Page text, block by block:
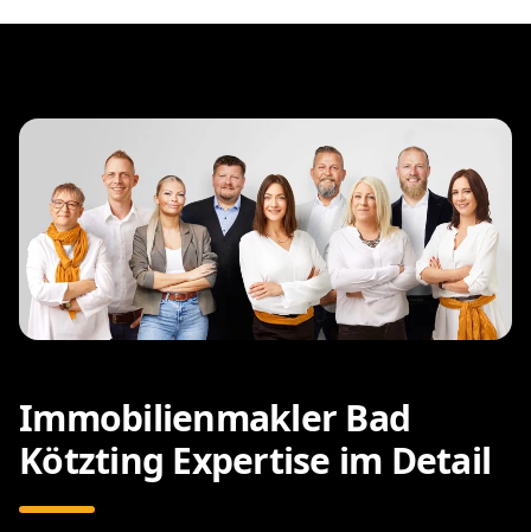
Immobilienmakler Bad
Kötzting Expertise im Detail